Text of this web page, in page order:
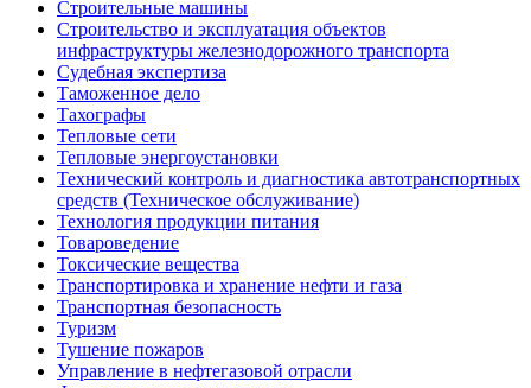
Строительные машины
Строительство и эксплуатация объектов
инфраструктуры железнодорожного транспорта
Судебная экспертиза
Таможенное дело
Тахографы
Тепловые сети
Тепловые энергоустановки
Технический контроль и диагностика автотранспортных
средств (Техническое обслуживание)
Технология продукции питания
Товароведение
Токсические вещества
Транспортировка и хранение нефти и газа
Транспортная безопасность
Туризм
Тушение пожаров
Управление в нефтегазовой отрасли